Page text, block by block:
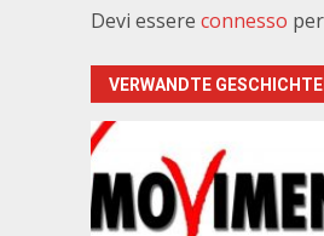
Devi essere connesso
VERWANDTE